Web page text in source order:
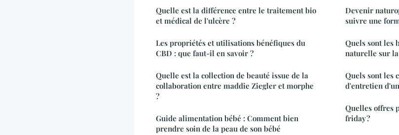
Quelle est la différence entre le traitement bio
et médical de l'ulcère ?
Les propriétés et utilisations bénéfiques du
CBD : que faut-il en savoir ?
Quelle est la collection de beauté issue de la
collaboration entre maddie Ziegler et morphe
?
Guide alimentation bébé : Comment bien
prendre soin de la peau de son bébé
Devenir
suivre une
Quels sont les
naturelle sur la
Quels sont les
d'entretien
Quelles offres
friday ?